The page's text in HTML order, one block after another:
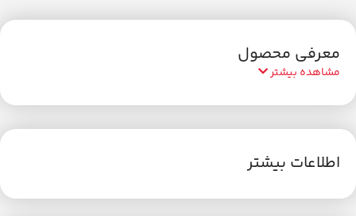
معرفی محصول
مشاهده بیشتر
اطلاعات بیشتر